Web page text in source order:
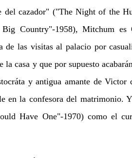
cazador" ("The Night of the
Big Country"-1958), Mitchum es
de las visitas al palacio por
casa y que por supuesto
y antigua amante de Victor
en la confesora del matrimonio.
Have One"-1970) como el